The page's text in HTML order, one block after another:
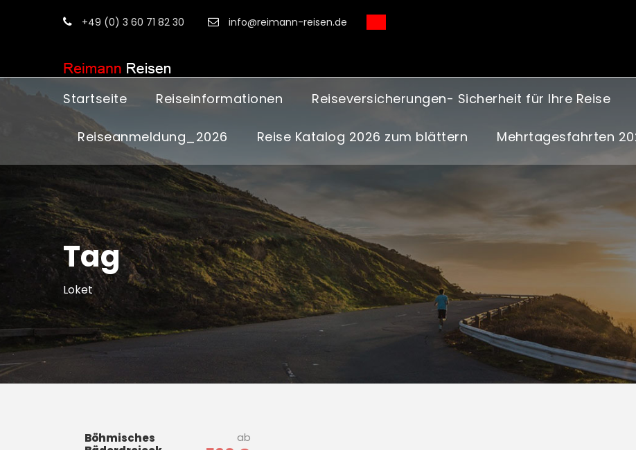
+49 (0) 3 60 71 82 30 info@reimann-reisen.de
Startseite Reiseinformationen Reiseversicherungen- Sicherheit für Ihre Reise
Reiseanmeldung_2026 Reise Katalog 2026 zum blättern Mehrtagesfahrten
Tag
Loket
Böhmisches
ab